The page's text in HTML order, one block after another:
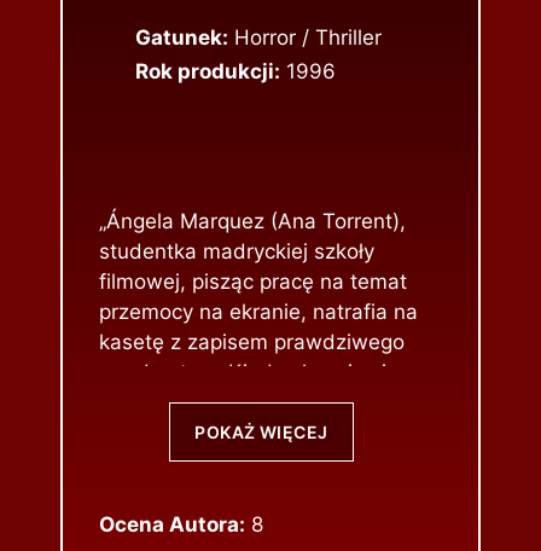
Gatunek: Horror / Thriller
Rok produkcji: 1996
„Ángela Marquez (Ana Torrent),
studentka madryckiej szkoły
filmowej, pisząc pracę na temat
przemocy na ekranie, natrafia na
kasetę z zapisem prawdziwego
morderstwa. Kiedy okazuje się,
że torturowana na filmie
dziewczyna to jedna z byłych
studentek szkoły, a znalazca
uczelni – ginie, dziewczyna
POKAŻ WIĘCEJ
Ocena Autora: 8